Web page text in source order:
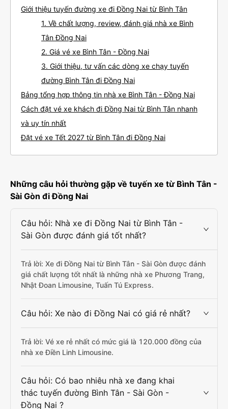
Giới thiệu tuyến đường xe đi Đồng Nai từ Bình Tân
1. Về chất lượng, review, đánh giá nhà xe Bình
Tân Đồng Nai
2. Giá vé xe Bình Tân - Đồng Nai
3. Giới thiệu, tư vấn các dòng xe chạy tuyến
đường Bình Tân đi Đồng Nai
Bảng tổng hợp thông tin nhà xe Bình Tân - Đồng Nai
Cách đặt vé xe khách đi Đồng Nai từ Bình Tân nhanh
và uy tín nhất
Đặt vé xe Tết 2027 từ Bình Tân đi Đồng Nai
Những câu hỏi thường gặp về tuyến xe từ Bình Tân -
Sài Gòn đi Đồng Nai
Câu hỏi: Nhà xe đi Đồng Nai từ Bình Tân -
Sài Gòn được đánh giá tốt nhất?
Trả lời: Xe đi Đồng Nai từ Bình Tân - Sài Gòn được đánh
giá chất lượng tốt nhất là những nhà xe Phương Trang,
Nhật Đoan Limousine, Tuấn Tú Express.
Câu hỏi: Xe nào đi Đồng Nai có giá rẻ nhất?
Trả lời: Vé xe rẻ nhất có mức giá là 120.000 đồng của
nhà xe Điền Linh Limousine.
Câu hỏi: Có bao nhiêu nhà xe đang khai
thác tuyến đường Bình Tân - Sài Gòn -
Đồng Nai ?